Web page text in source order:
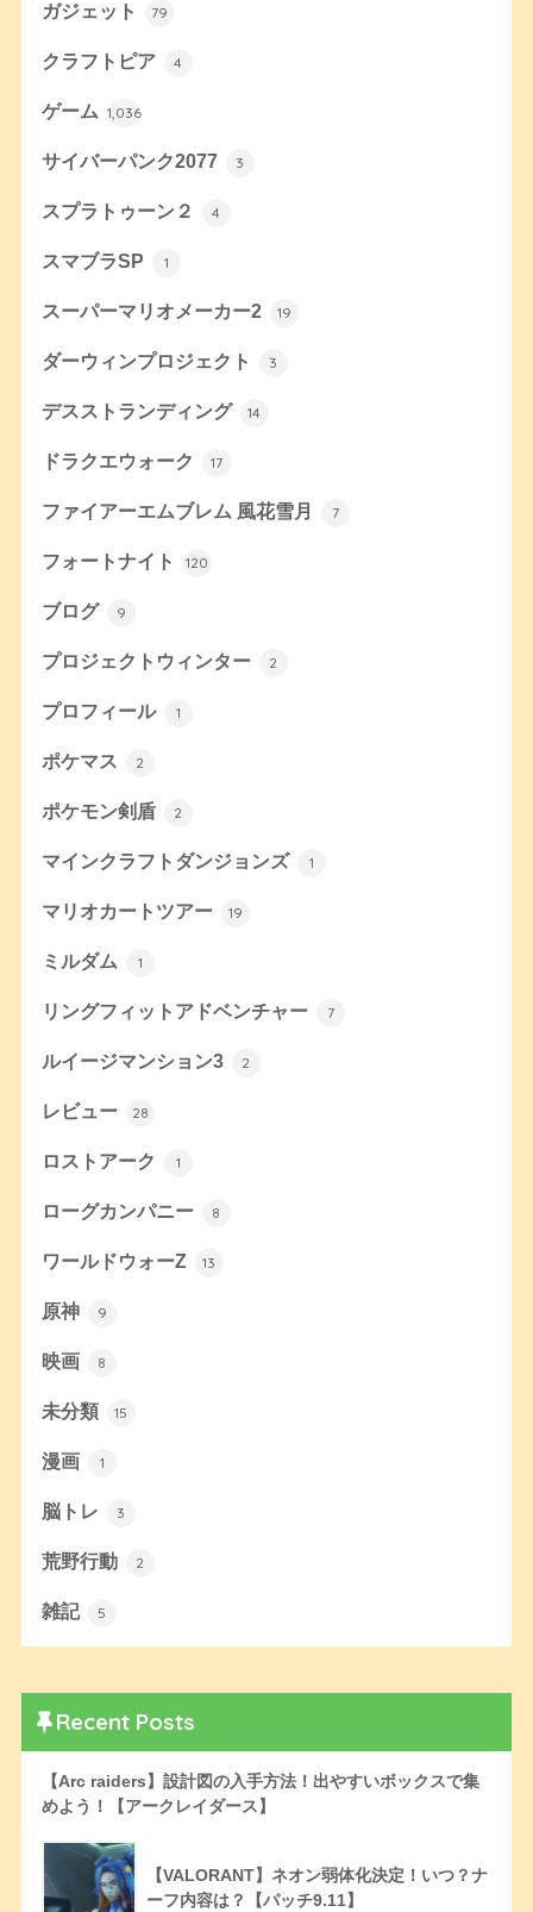
ガジェット 79
クラフトピア 4
ゲーム 1,036
サイバーパンク2077 3
スプラトゥーン２ 4
スマブラSP 1
スーパーマリオメーカー2 19
ダーウィンプロジェクト 3
デスストランディング 14
ドラクエウォーク 17
ファイアーエムブレム 風花雪月 7
フォートナイト 120
ブログ 9
プロジェクトウィンター 2
プロフィール 1
ポケマス 2
ポケモン剣盾 2
マインクラフトダンジョンズ 1
マリオカートツアー 19
ミルダム 1
リングフィットアドベンチャー 7
ルイージマンション3 2
レビュー 28
ロストアーク 1
ローグカンパニー 8
ワールドウォーZ 13
原神 9
映画 8
未分類 15
漫画 1
脳トレ 3
荒野行動 2
雑記 5
Recent Posts
【Arc raiders】設計図の入手方法！出やすいボックスで集
めよう！【アークレイダース】
【VALORANT】ネオン弱体化決定！いつ？ナ
ーフ内容は？【パッチ9.11】